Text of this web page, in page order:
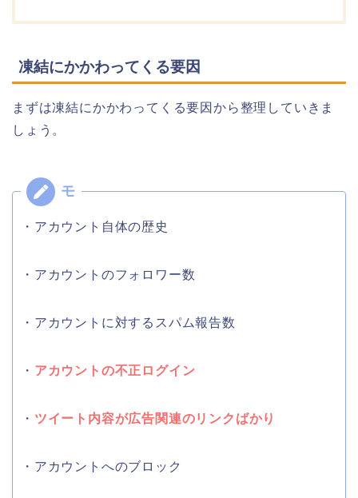
凍結にかかわってくる要因
まずは凍結にかかわってくる要因から整理していきま
しょう。
・アカウント自体の歴史
・アカウントのフォロワー数
・アカウントに対するスパム報告数
・ アカウントの不正ログイン
・ ツイート内容が広告関連のリンクばかり
・アカウントへのブロック